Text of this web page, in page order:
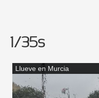
1/35s
Llueve en Murcia